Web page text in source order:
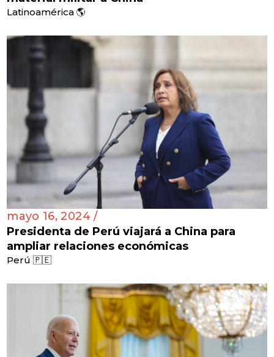
Latinoamérica 🌎
mayo 16, 2024 /
Presidenta de Perú viajará a China para
ampliar relaciones económicas
Perú 🇵🇪